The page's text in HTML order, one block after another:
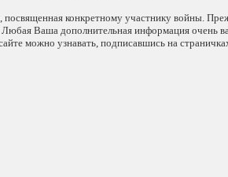
посвященная конкретному участнику войны.
Любая Ваша дополнительная информация очень
можно узнавать, подписавшись на